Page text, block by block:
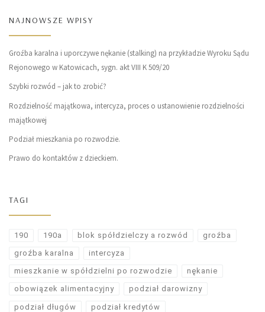
NAJNOWSZE WPISY
Groźba karalna i uporczywe nękanie (stalking) na przykładzie Wyroku Sądu
Rejonowego w Katowicach, sygn. akt VIII K 509/20
Szybki rozwód – jak to zrobić?
Rozdzielność majątkowa, intercyza, proces o ustanowienie rozdzielności
majątkowej
Podział mieszkania po rozwodzie.
Prawo do kontaktów z dzieckiem.
TAGI
190 190a blok spółdzielczy a rozwód groźba
groźba karalna intercyza
mieszkanie w spółdzielni po rozwodzie nękanie
obowiązek alimentacyjny podział darowizny
podział długów podział kredytów